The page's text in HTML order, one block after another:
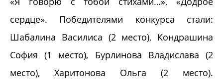
сердце». Победителями конкурса стали:
Шабалина Василиса (2 место), Кондрашина
София (1 место), Бурлинова Владислава (2
место), Харитонова Ольга (2 место).